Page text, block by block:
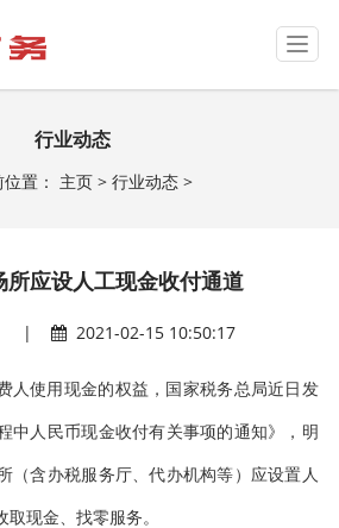
T
o
g
o
n
行业动态
置： 主页> 行业动态>
所应设人工现金收付通道
务 | 2021-02-15 10:50:17
人使用现金的权益，国家税务总局近日发
中人民币现金收付有关事项的通知》，明
（含办税服务厅、代办机构等）应设置人
现金、找零服务。